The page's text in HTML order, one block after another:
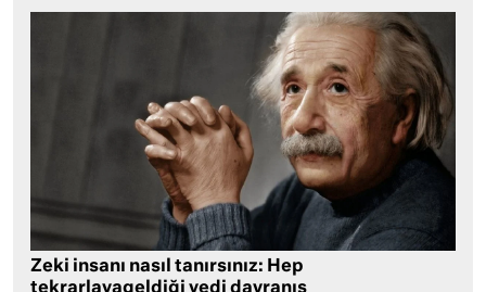
Zeki insanı nasıl tanırsınız: Hep